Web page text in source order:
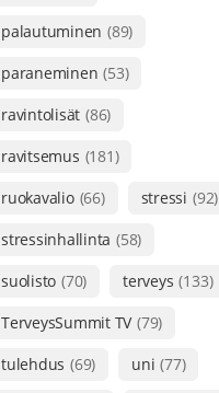
palautuminen (89)
paraneminen (53)
ravintolisät (86)
ravitsemus (181)
ruokavalio (66) stressi (92)
stressinhallinta (58)
suolisto (70) terveys (133)
TerveysSummit TV (79)
tulehdus (69) uni (77)